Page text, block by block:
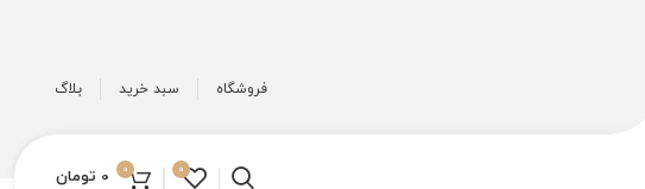
فروشگاه سبد خرید بلاگ
0
0
0 تومان